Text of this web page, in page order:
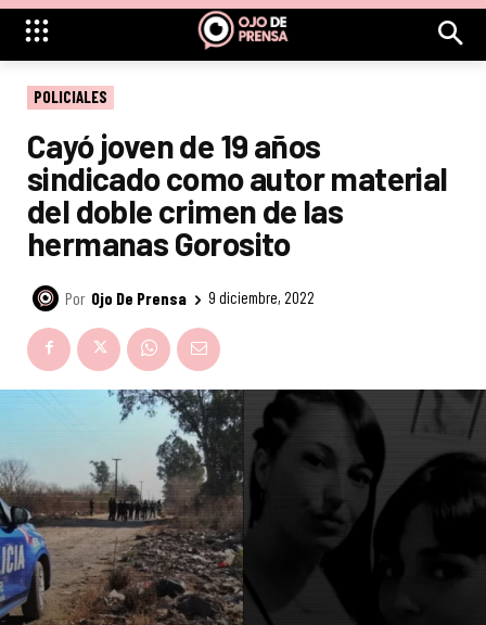
POLICIALES
Cayó joven de 19 años
sindicado como autor material
del doble crimen de las
hermanas Gorosito
Por Ojo De Prensa 9 diciembre, 2022